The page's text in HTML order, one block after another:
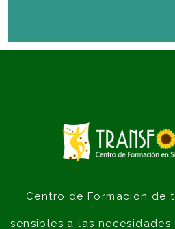
Centro de Formación de
sensibles a las